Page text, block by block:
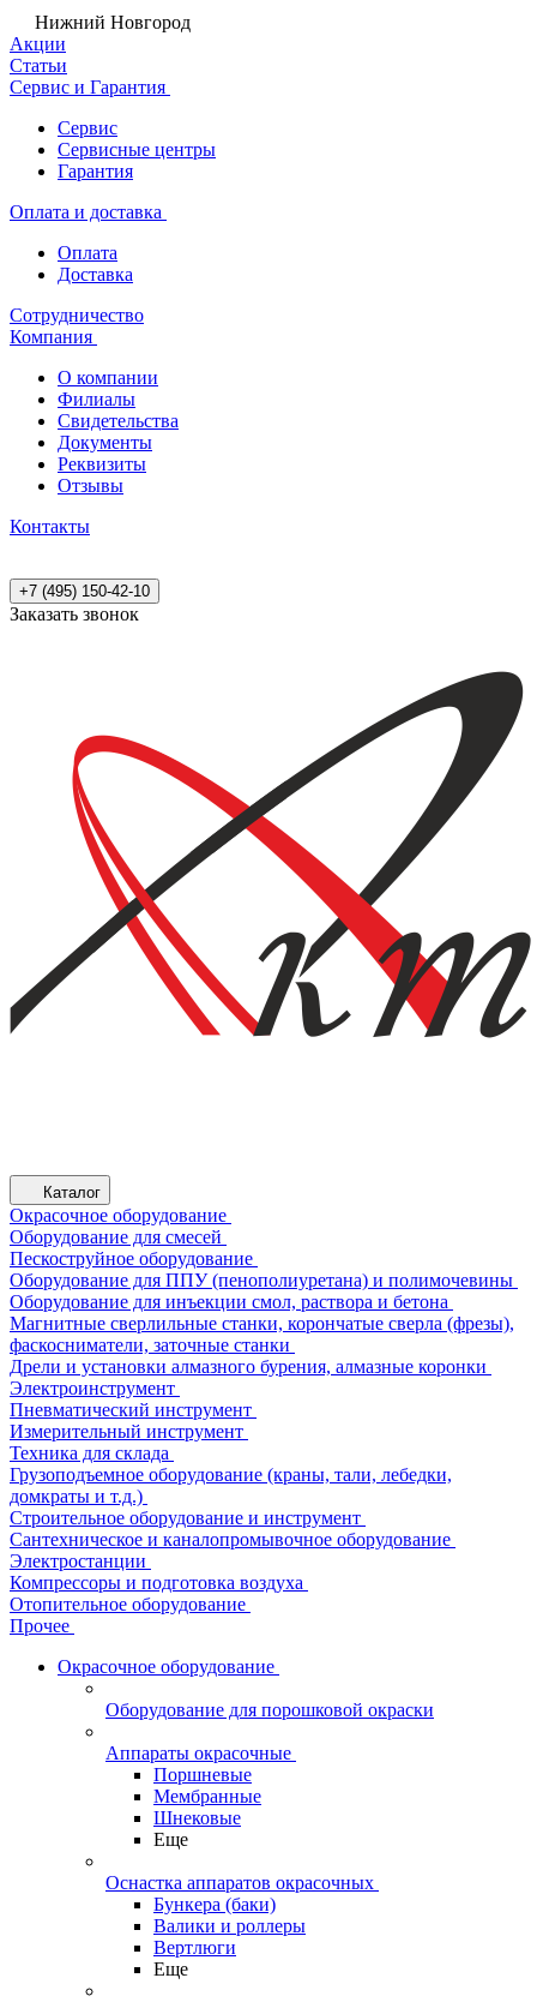
Нижний Новгород
Акции
Статьи
Сервис и Гарантия
Сервис
Сервисные центры
Гарантия
Оплата и доставка
Оплата
Доставка
Сотрудничество
Компания
О компании
Филиалы
Свидетельства
Документы
Реквизиты
Отзывы
Контакты
+7 (495) 150-42-10
Заказать звонок
Каталог
Окрасочное оборудование
Оборудование для смесей
Пескоструйное оборудование
Оборудование для ППУ (пенополиуретана) и полимочевины
Оборудование для инъекции смол, раствора и бетона
Магнитные сверлильные станки, корончатые сверла (фрезы),
фаскосниматели, заточные станки
Дрели и установки алмазного бурения, алмазные коронки
Электроинструмент
Пневматический инструмент
Измерительный инструмент
Техника для склада
Грузоподъемное оборудование (краны, тали, лебедки,
домкраты и т.д.)
Строительное оборудование и инструмент
Сантехническое и каналопромывочное оборудование
Электростанции
Компрессоры и подготовка воздуха
Отопительное оборудование
Прочее
Окрасочное оборудование
Оборудование для порошковой окраски
Аппараты окрасочные
Поршневые
Мембранные
Шнековые
Еще
Оснастка аппаратов окрасочных
Бункера (баки)
Валики и роллеры
Вертлюги
Еще